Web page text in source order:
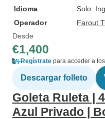
Idioma
Solo:
Operador
Farout
Desde
€1,400
Regístrate para acceder a
Descargar folleto
Goleta Ruleta |
Azul Privado |